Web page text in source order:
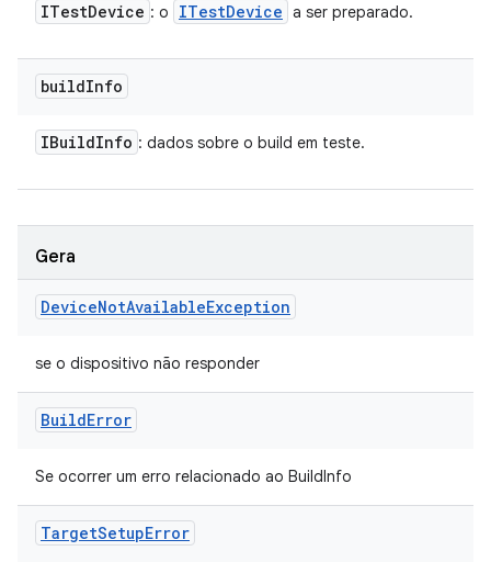
ITestDevice : o ITestDevice a ser preparado.
buildInfo
IBuildInfo : dados sobre o build em teste.
Gera
DeviceNotAvailableException
se o dispositivo não responder
BuildError
Se ocorrer um erro relacionado ao BuildInfo
TargetSetupError